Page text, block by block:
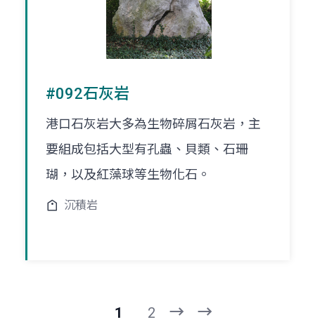
#092石灰岩
港口石灰岩大多為生物碎屑石灰岩，主
要組成包括大型有孔蟲、貝類、石珊
瑚，以及紅藻球等生物化石。
沉積岩
1 2